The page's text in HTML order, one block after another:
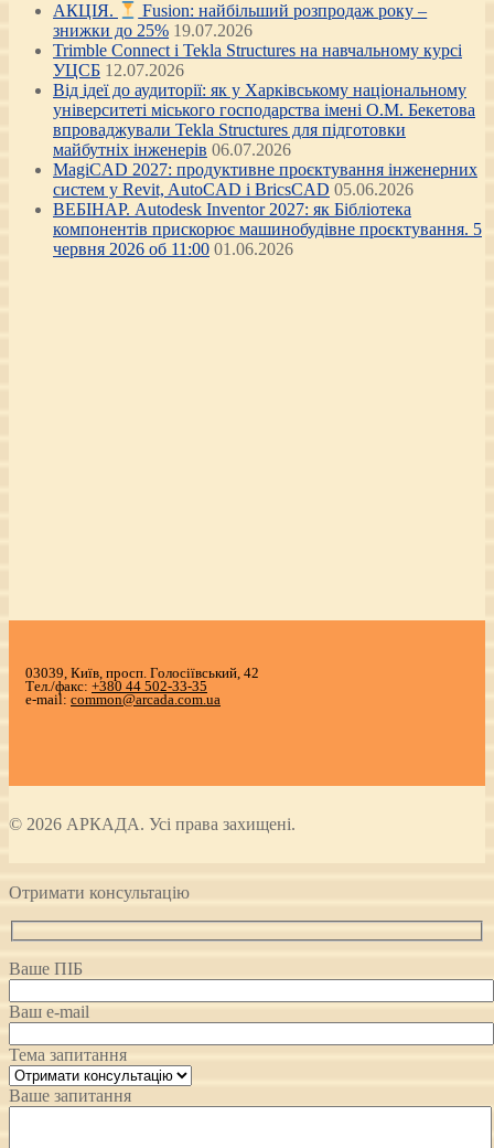
АКЦІЯ.
Fusion: найбільший розпродаж року –
знижки до 25% 19.07.2026
Trimble Connect і Tekla Structures на навчальному курсі
УЦСБ 12.07.2026
Від ідеї до аудиторії: як у Харківському національному
університеті міського господарства імені О.М. Бекетова
впроваджували Tekla Structures для підготовки
майбутніх інженерів 06.07.2026
MagiCAD 2027: продуктивне проєктування інженерних
систем у Revit, AutoCAD і BricsCAD 05.06.2026
ВЕБІНАР. Autodesk Inventor 2027: як Бібліотека
компонентів прискорює машинобудівне проєктування. 5
червня 2026 об 11:00 01.06.2026
03039, Київ, просп. Голосіївський, 42
Тел./факс: +380 44 502-33-35
e-mail: common@arcada.com.ua
© 2026 АРКАДА. Усі права захищені.
Отримати консультацію
Ваше ПІБ
Ваш e-mail
Тема запитання
Ваше запитання